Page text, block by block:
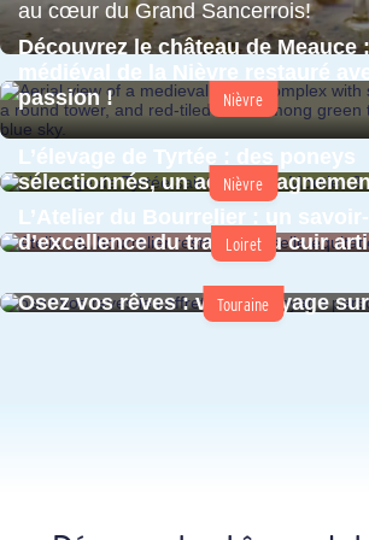
au cœur du Grand Sancerrois!
Nièvre
Découvrez le château de Meauce:
médiéval de la Nièvre restauré
passion !
Nièvre
L’élevage de Tyrtée : des poneys
sélectionnés, un
Loiret
L’Atelier du Bourrelier : un
d’excellence du travail du cuir
Touraine
Osez vos rêves : votre voyage